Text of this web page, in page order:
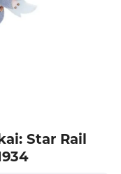
Star Rail